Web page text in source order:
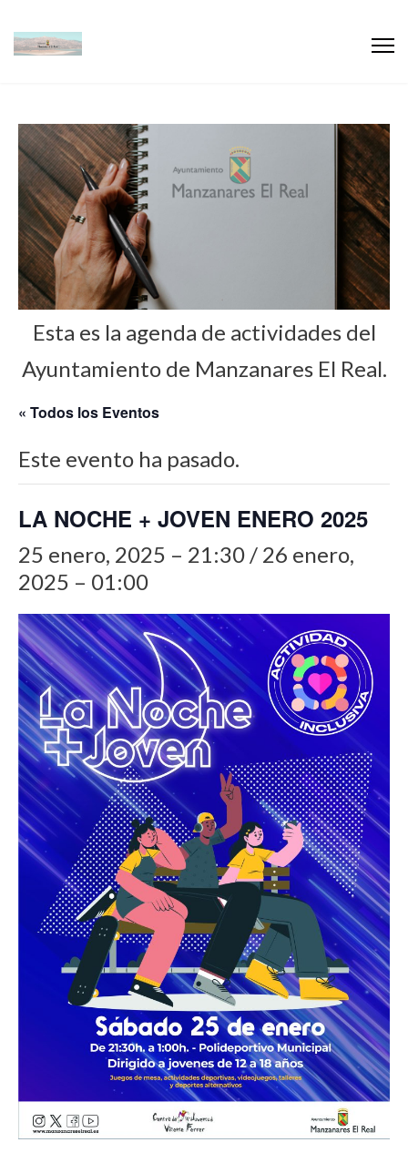
Esta es la agenda de actividades del
Ayuntamiento de Manzanares El Real.
« Todos los Eventos
Este evento ha pasado.
LA NOCHE + JOVEN ENERO 2025
25 enero, 2025 – 21:30 / 26 enero,
2025 – 01:00